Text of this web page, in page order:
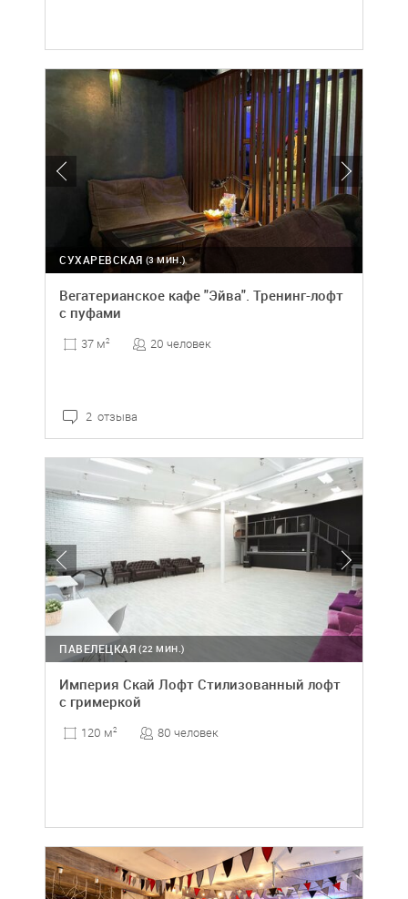
(3 МИН.)
СУХАРЕВСКАЯ
Вегатерианское кафе "Эйва". Тренинг-лофт
с пуфами
37 м2 20 человек
2 отзыва
(22 МИН.)
ПАВЕЛЕЦКАЯ
Империя Скай Лофт Стилизованный лофт
с гримеркой
120 м2 80 человек